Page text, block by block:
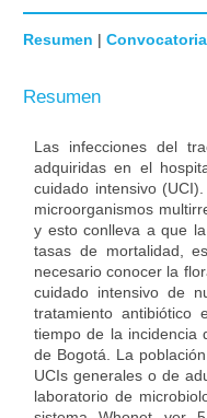
Resumen | Convocatoria
Resumen
Las infecciones del
adquiridas en el
cuidado intensivo
microorganismos
y esto conlleva a que
tasas de mortalidad,
necesario conocer la
cuidado intensivo de
tratamiento antibiótico
tiempo de la incidencia
de Bogotá. La
UCIs generales o de
laboratorio de